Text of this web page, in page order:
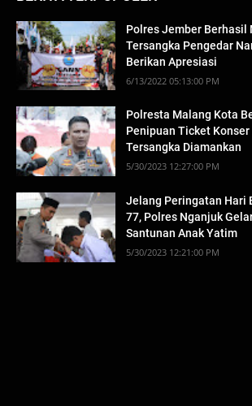
Polres Jember Berhasil
Tersangka Pengedar
Berikan Apresiasi
6/13/2022 05:13:00 PM
Polresta Malang Kota
Penipuan Ticket Konser
Tersangka Diamankan
5/30/2023 12:27:00 PM
Jelang Peringatan Hari
77, Polres Nganjuk
Santunan Anak Yatim
5/30/2023 12:21:00 PM